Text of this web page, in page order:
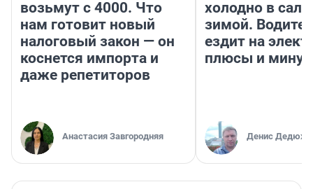
возьмут с 4000. Что
нам готовит новый
налоговый закон — он
коснется импорта и
даже репетиторов
Анастасия Завгородняя
холодно в
зимой.
ездит на
плюсы и
Денис